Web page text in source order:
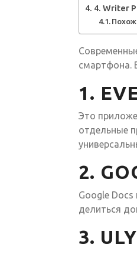
4. Writer
смартфона.
1.
Это
отдельные
2.
Google
делиться
3.